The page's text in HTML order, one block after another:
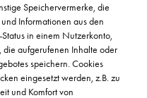
Speichervermerke, die
Informationen aus den
in einem Nutzerkonto,
aufgerufenen Inhalte oder
speichern. Cookies
eingesetzt werden, z.B. zu
und Komfort von